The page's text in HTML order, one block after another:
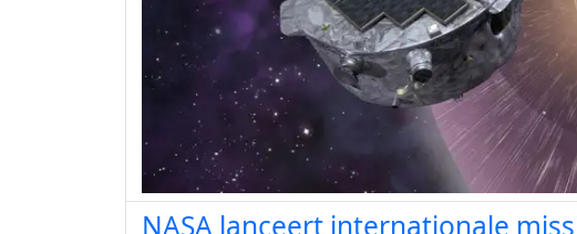
NASA lanceert internationale